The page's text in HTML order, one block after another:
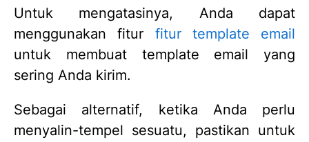
Untuk mengatasinya, Anda dapat
menggunakan fitur fitur template email
untuk membuat template email yang
sering Anda kirim.
Sebagai alternatif, ketika Anda perlu
menyalin-tempel sesuatu, pastikan untuk